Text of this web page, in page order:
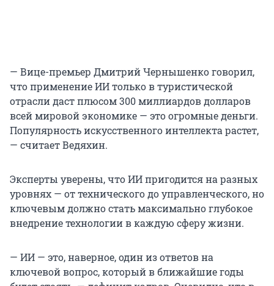
— Вице-премьер Дмитрий Чернышенко говорил,
что применение ИИ только в туристической
отрасли даст плюсом 300 миллиардов долларов
всей мировой экономике — это огромные деньги.
Популярность искусственного интеллекта растет,
— считает Ведяхин.
Эксперты уверены, что ИИ пригодится на разных
уровнях — от технического до управленческого, но
ключевым должно стать максимально глубокое
внедрение технологии в каждую сферу жизни.
— ИИ — это, наверное, один из ответов на
ключевой вопрос, который в ближайшие годы